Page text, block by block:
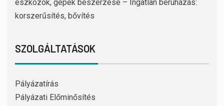
eszközök, gépek beszerzése – Ingatlan beruházás:
korszerűsítés, bővítés
SZOLGÁLTATÁSOK
Pályázatírás
Pályázati Előminősítés